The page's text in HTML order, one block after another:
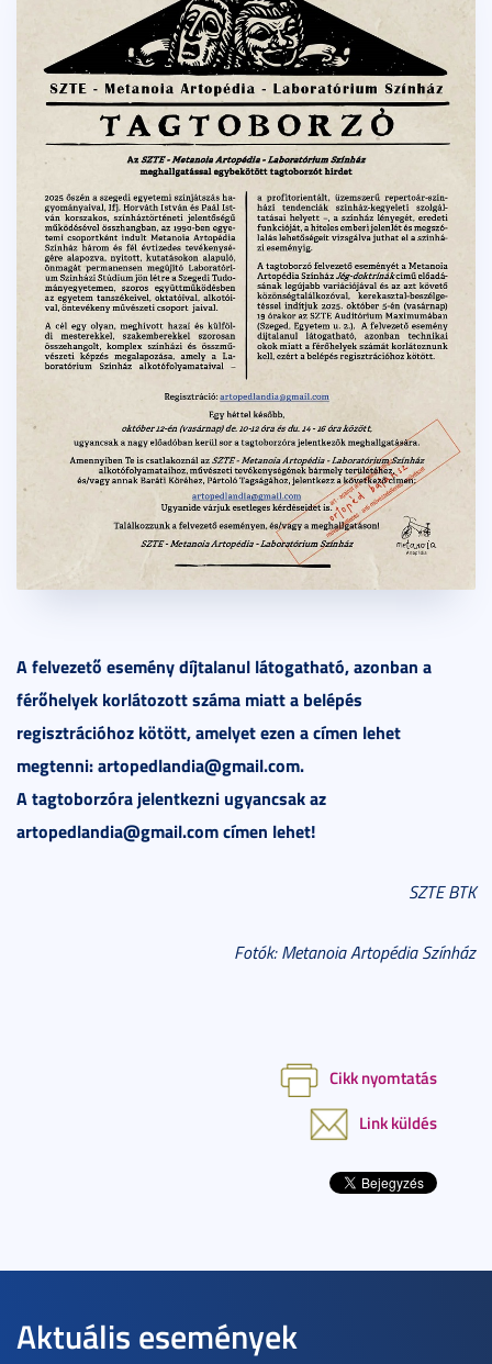
A felvezető esemény díjtalanul látogatható, azonban a
férőhelyek korlátozott száma miatt a belépés
regisztrációhoz kötött, amelyet ezen a címen lehet
megtenni: artopedlandia@gmail.com.
A tagtoborzóra jelentkezni ugyancsak az
artopedlandia@gmail.com címen lehet!
SZTE BTK
Fotók: Metanoia Artopédia Színház
Cikk nyomtatás
Link küldés
Aktuális események